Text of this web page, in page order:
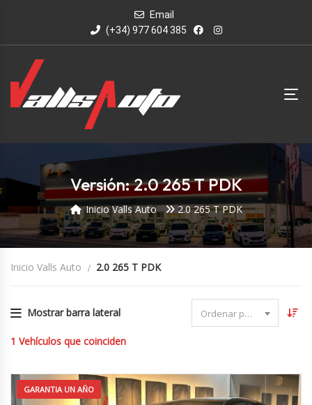
Email
(+34) 977 604 385
Versión: 2.0 265 T PDK
Inicio Valls Auto 2.0 265 T PDK
Inicio Valls Auto 2.0 265 T PDK
Mostrar barra lateral Ordenar por fecha
1 Vehículos que coinciden
GARANTIA UN AÑO